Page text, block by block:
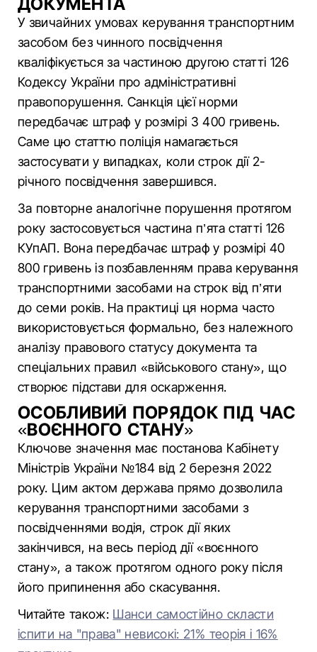
У звичайних умовах керування транспортним
засобом без чинного посвідчення
кваліфікується за частиною другою статті 126
Кодексу України про адміністративні
правопорушення. Санкція цієї норми
передбачає штраф у розмірі 3 400 гривень.
Саме цю статтю поліція намагається
застосувати у випадках, коли строк дії 2-
річного посвідчення завершився.
За повторне аналогічне порушення протягом
року застосовується частина п’ята статті 126
КУпАП. Вона передбачає штраф у розмірі 40
800 гривень із позбавленням права керування
транспортними засобами на строк від п’яти
до семи років. На практиці ця норма часто
використовується формально, без належного
аналізу правового статусу документа та
спеціальних правил «військового стану», що
створює підстави для оскарження.
ОСОБЛИВИЙ ПОРЯДОК ПІД ЧАС
«ВОЄННОГО СТАНУ»
Ключове значення має постанова Кабінету
Міністрів України №184 від 2 березня 2022
року. Цим актом держава прямо дозволила
керування транспортними засобами з
посвідченнями водія, строк дії яких
закінчився, на весь період дії «воєнного
стану», а також протягом одного року після
його припинення або скасування.
Читайте також: Шанси самостійно скласти
іспити на "права" невисокі: 21% теорія і 16%